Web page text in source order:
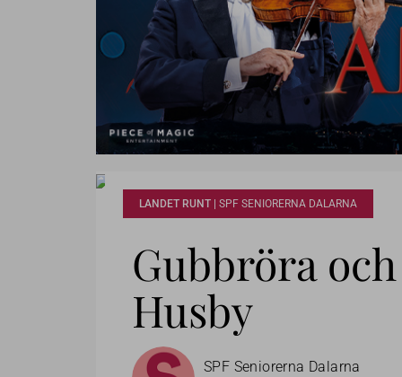
LANDET RUNT | SPF SENIORERNA DALARNA
Gubbröra
Husby
SPF Seniorerna Dalarna